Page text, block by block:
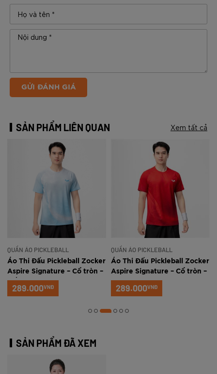
GỬI ĐÁNH GIÁ
SẢN PHẨM LIÊN QUAN Xem tất cả
QUẦN ÁO PICKLEBALL
Áo Thi Đấu Pickleball Zocker
Aspire Signature – Cổ tròn –
Trắng xanh
289.000VNĐ
QUẦN ÁO PICKLEBALL
Áo Thi Đấu Pickleball Zocker
Aspire Signature – Cổ tròn –
Đỏ
289.000VNĐ
SẢN PHẨM ĐÃ XEM